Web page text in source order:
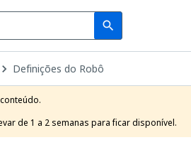
search
Search
Definições do Robô
de 1 a 2 semanas para ficar disponível.